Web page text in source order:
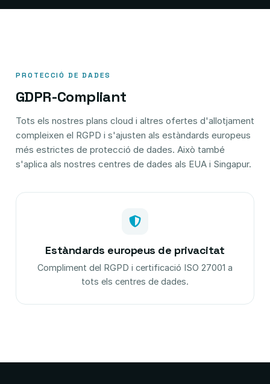
PROTECCIÓ DE DADES
GDPR-Compliant
Tots els nostres plans cloud i altres ofertes d'allotjament
compleixen el RGPD i s'ajusten als estàndards europeus
més estrictes de protecció de dades. Això també
s'aplica als nostres centres de dades als EUA i Singapur.
Estàndards europeus de privacitat
Compliment del RGPD i certificació ISO 27001 a
tots els centres de dades.